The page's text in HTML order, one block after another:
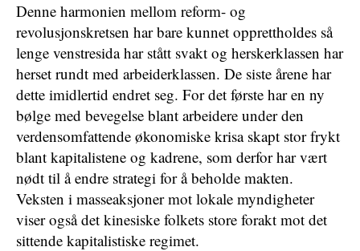
Denne harmonien mellom reform- og
revolusjonskretsen har bare kunnet opprettholdes så
lenge venstresida har stått svakt og herskerklassen har
herset rundt med arbeiderklassen. De siste årene har
dette imidlertid endret seg. For det første har en ny
bølge med bevegelse blant arbeidere under den
verdensomfattende økonomiske krisa skapt stor frykt
blant kapitalistene og kadrene, som derfor har vært
nødt til å endre strategi for å beholde makten.
Veksten i masseaksjoner mot lokale myndigheter
viser også det kinesiske folkets store forakt mot det
sittende kapitalistiske regimet.